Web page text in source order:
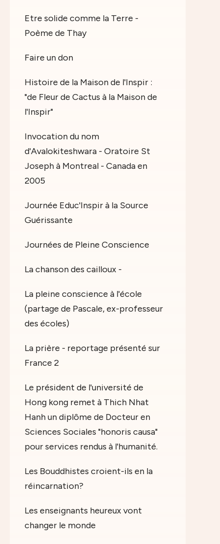
Etre solide comme la Terre -
Poème de Thay
Faire un don
Histoire de la Maison de l'Inspir :
"de Fleur de Cactus à la Maison de
l'Inspir"
Invocation du nom
d'Avalokiteshwara - Oratoire St
Joseph à Montreal - Canada en
2005
Journée Educ'Inspir à la Source
Guérissante
Journées de Pleine Conscience
La chanson des cailloux -
La pleine conscience à l'école
(partage de Pascale, ex-professeur
des écoles)
La prière - reportage présenté sur
France 2
Le président de l'université de
Hong kong remet à Thich Nhat
Hanh un diplôme de Docteur en
Sciences Sociales "honoris causa"
pour services rendus à l'humanité.
Les Bouddhistes croient-ils en la
réincarnation?
Les enseignants heureux vont
changer le monde